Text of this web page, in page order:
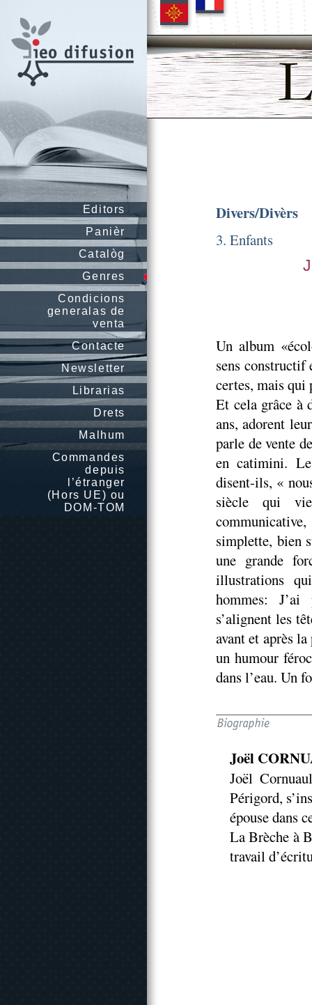
Editors
Panièr
Catalòg
Genres
Condicions
generalas de
venta
Contacte
Newsletter
Librarias
Drets
Malhum
Commandes
depuis
l’étranger
(Hors UE) ou
DOM-TOM
Divers/Divèrs
3. Enfants
Un album
sens constructif
certes, mais qui
Et cela grâce à
ans, adorent
parle de vente
en catimini.
disent-ils, «
siècle qui
simplette, bien
une grande
illustrations
hommes:
s’alignent les
avant et après
un humour
dans l’eau. Un
Joël
Joël
Périgord,
épouse dans
La Brèche à
travail